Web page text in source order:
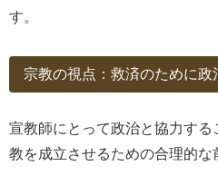
す。
宗教の視点：救済のために政
宣教師にとって政治と協力す
教を成立させるための合理的な